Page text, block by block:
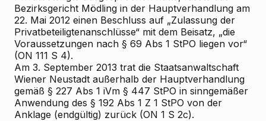
Bezirksgericht Mödling in der Hauptverhandlung am
22. Mai 2012 einen Beschluss auf „Zulassung der
Privatbeteiligtenanschlüsse“ mit dem Beisatz, „die
Voraussetzungen nach § 69 Abs 1 StPO liegen vor“
(ON 111 S 4).
Am 3. September 2013 trat die Staatsanwaltschaft
Wiener Neustadt außerhalb der Hauptverhandlung
gemäß § 227 Abs 1 iVm § 447 StPO in sinngemäßer
Anwendung des § 192 Abs 1 Z 1 StPO von der
Anklage (endgültig) zurück (ON 1 S 2c).